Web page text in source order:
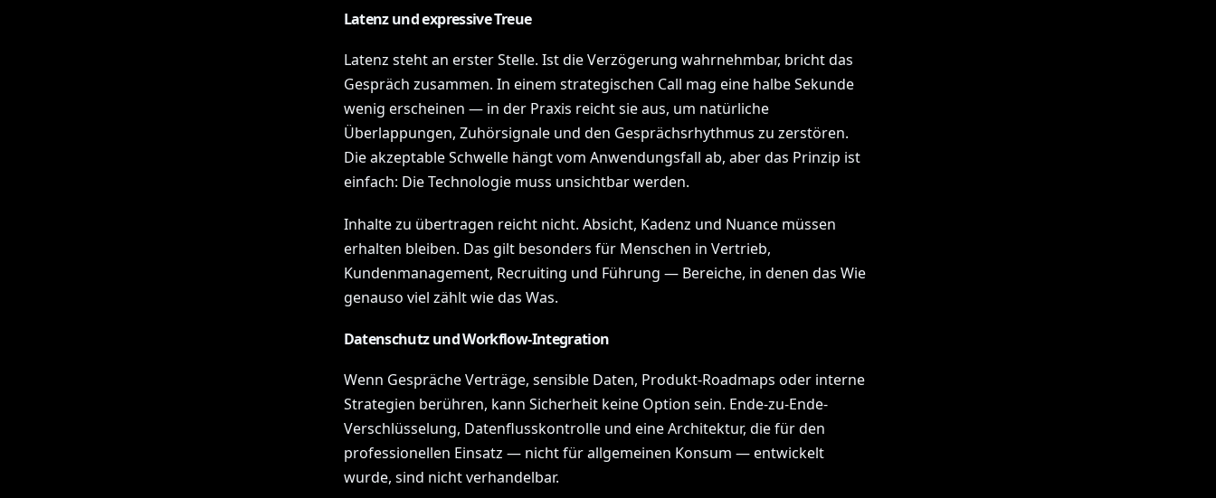
Latenz und expressive Treue
Latenz steht an erster Stelle. Ist die Verzögerung wahrnehmbar, bricht das
Gespräch zusammen. In einem strategischen Call mag eine halbe Sekunde
wenig erscheinen — in der Praxis reicht sie aus, um natürliche
Überlappungen, Zuhörsignale und den Gesprächsrhythmus zu zerstören.
Die akzeptable Schwelle hängt vom Anwendungsfall ab, aber das Prinzip ist
einfach: Die Technologie muss unsichtbar werden.
Inhalte zu übertragen reicht nicht. Absicht, Kadenz und Nuance müssen
erhalten bleiben. Das gilt besonders für Menschen in Vertrieb,
Kundenmanagement, Recruiting und Führung — Bereiche, in denen das Wie
genauso viel zählt wie das Was.
Datenschutz und Workflow-Integration
Wenn Gespräche Verträge, sensible Daten, Produkt-Roadmaps oder interne
Strategien berühren, kann Sicherheit keine Option sein. Ende-zu-Ende-
Verschlüsselung, Datenflusskontrolle und eine Architektur, die für den
professionellen Einsatz — nicht für allgemeinen Konsum — entwickelt
wurde, sind nicht verhandelbar.